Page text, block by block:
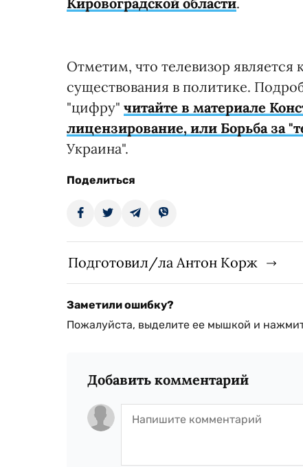
Отметим, что телевизор
существования в политике.
"цифру" читайте в материале
лицензирование, или Борьба за
Украина".
Поделиться
Подготовил/ла Антон Корж
Заметили ошибку?
Пожалуйста, выделите ее мышкой и
Добавить комментарий